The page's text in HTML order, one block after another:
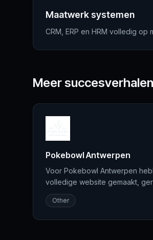
Maatwerk systemen
CRM, ERP en HRM volledig op
Meer succesverhalen
Pokebowl Antwerpen
Voor Pokebowl Antwerpen
volledige website gemaakt,
connectie met hun Just Eat
Other